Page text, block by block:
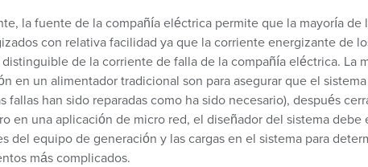
la fuente de la compañía eléctrica permite que la mayoría
con relativa facilidad ya que la corriente energizante de
de la corriente de falla de la compañía eléctrica. La
en un alimentador tradicional son para asegurar que el
fallas han sido reparadas como ha sido necesario), después
en una aplicación de micro red, el diseñador del sistema
del equipo de generación y las cargas en el sistema para
más complicados.